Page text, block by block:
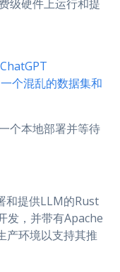
级硬件上运行和提
个混乱的数据集和
个本地部署并等待
和提供LLM的Rust
发，并带有Apache
产环境以支持其推